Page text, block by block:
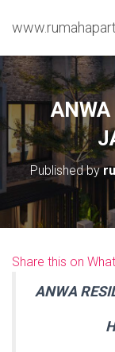
ANWA
Published by
Share this on
ANWA